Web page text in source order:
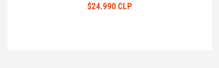
$24.990 CLP